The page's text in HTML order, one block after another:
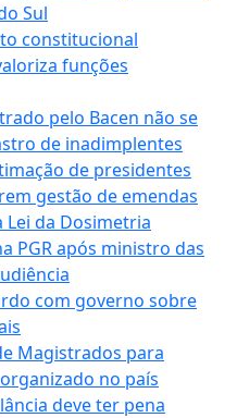
Sul
constitucional
funções
pelo Bacen não se
de inadimplentes
de presidentes
gestão de emendas
Lei da Dosimetria
PGR após ministro das
com governo sobre
Magistrados para
no país
deve ter pena